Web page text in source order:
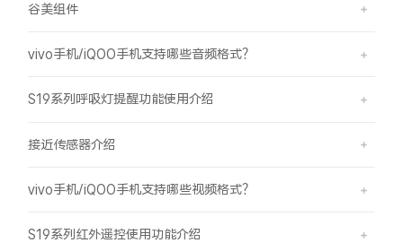
谷美组件
vivo手机/iQOO手机支持哪些音频格式？
S19系列呼吸灯提醒功能使用介绍
接近传感器介绍
vivo手机/iQOO手机支持哪些视频格式？
S19系列红外遥控使用功能介绍